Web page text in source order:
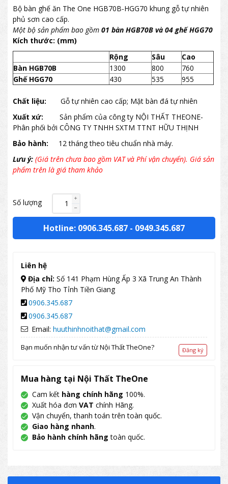
Bộ bàn ghế ăn The One HGB70B-HGG70 khung gỗ tự nhiên
phủ sơn cao cấp.
Một bộ sản phẩm bao gồm 01 bàn HGB70B và 04 ghế HGG70
Kích thước: (mm)
Rộng
Sâu
Cao
Bàn HGB70B
1300 800
760
Ghế HGG70
430 535 955
Chất liệu:
Gỗ tự nhiên cao cấp; Mặt bàn đá tự nhiên
Xuất xứ:
Sản phẩm của công ty NỘI THẤT THEONE-
Phân phối bởi CÔNG TY TNHH SXTM TTNT HỮU THỊNH
Bảo hành:
12 tháng theo tiêu chuẩn nhà máy.
Lưu ý: (Giá trên chưa bao gồm VAT và Phí vận chuyển). Giá sản
phẩm trên là giá tham khảo
Số lượng
Hotline: 0906.345.687 - 0949.345.687
Liên hệ
Địa chỉ: Số 141 Phạm Hùng Ấp 3 Xã Trung An Thành
Phố Mỹ Tho Tỉnh Tiền Giang
0906.345.687
0906.345.687
Email: huuthinhnoithat@gmail.com
Bạn muốn nhận tư vấn từ Nội Thất TheOne? Đăng ký
Mua hàng tại Nội Thất TheOne
Cam kết hàng chính hãng 100%.
Xuất hóa đơn VAT chính Hãng.
Vận chuyển, thanh toán trên toàn quốc.
Giao hàng nhanh.
Bảo hành chính hãng toàn quốc.